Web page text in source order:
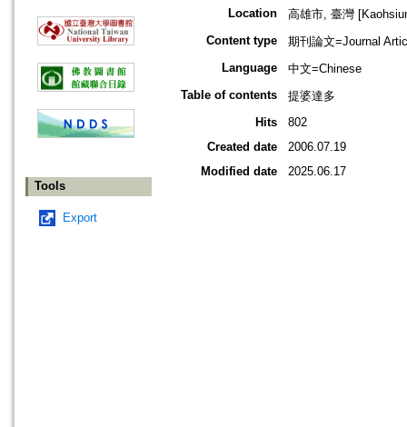
Tools
Export
Location
高雄市, 臺灣
Content type
期刊論文=Journal
Language
中文=Chinese
Table of contents
提婆達多
Hits
802
Created date
2006.07.19
Modified date
2025.06.17